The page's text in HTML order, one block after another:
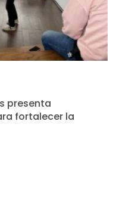
presenta
fortalecer la